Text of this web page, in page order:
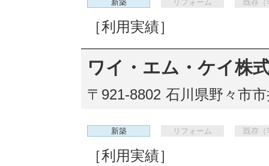
新築 リフォーム 既存（
［利用実績］
ワイ・エム・ケイ株
〒921-8802 石川県野々市
新築 リフォーム 既存（
［利用実績］